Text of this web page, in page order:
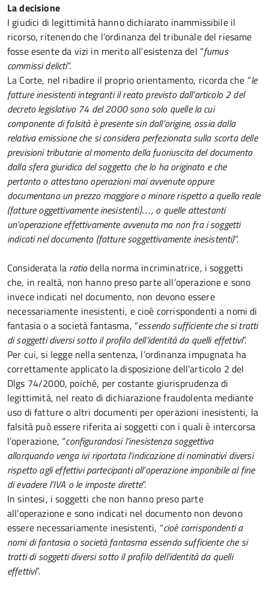
La decisione
I giudici di legittimità hanno dichiarato inammissibile il
ricorso, ritenendo che l’ordinanza del tribunale del riesame
fosse esente da vizi in merito all’esistenza del “fumus
commissi delicti”.
La Corte, nel ribadire il proprio orientamento, ricorda che “le
fatture inesistenti integranti il reato previsto dall’articolo 2 del
decreto legislativo 74 del 2000 sono solo quelle la cui
componente di falsità è presente sin dall’origine, ossia dalla
relativa emissione che si considera perfezionata sulla scorta delle
previsioni tributarie al momento della fuoriuscita del documento
dalla sfera giuridica del soggetto che lo ha originato e che
pertanto o attestano operazioni mai avvenute oppure
documentano un prezzo maggiore o minore rispetto a quello reale
(fatture oggettivamente inesistenti)…, o quelle attestanti
un’operazione effettivamente avvenuta ma non fra i soggetti
indicati nel documento (fatture soggettivamente inesistenti)”.
Considerata la ratiodella norma incriminatrice, i soggetti
che, in realtà, non hanno preso parte all’operazione e sono
invece indicati nel documento, non devono essere
necessariamente inesistenti, e cioè corrispondenti a nomi di
fantasia o a società fantasma, “essendo sufficiente che si tratti
di soggetti diversi sotto il profilo dell’identità da quelli effettivi”.
Per cui, si legge nella sentenza, l’ordinanza impugnata ha
correttamente applicato la disposizione dell’articolo 2 del
Dlgs 74/2000, poiché, per costante giurisprudenza di
legittimità, nel reato di dichiarazione fraudolenta mediante
uso di fatture o altri documenti per operazioni inesistenti, la
falsità può essere riferita ai soggetti con i quali è intercorsa
l’operazione, “configurandosi l’inesistenza soggettiva
allorquando venga ivi riportata l’indicazione di nominativi diversi
rispetto agli effettivi partecipanti all’operazione imponibile al fine
di evadere l’IVA o le imposte dirette”.
In sintesi, i soggetti che non hanno preso parte
all’operazione e sono indicati nel documento non devono
essere necessariamente inesistenti, “cioè corrispondenti a
nomi di fantasia o società fantasma essendo sufficiente che si
tratti di soggetti diversi sotto il profilo dell’identità da quelli
effettivi”.